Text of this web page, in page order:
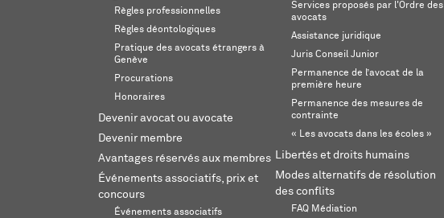
Règles professionnelles
Règles déontologiques
Pratique des avocats étrangers à
Genève
Procurations
Honoraires
Devenir avocat ou avocate
Devenir membre
Avantages réservés aux membres
Événements associatifs, prix et
concours
Événements associatifs
Services proposés par l'Ordre des
avocats
Assistance juridique
Juris Conseil Junior
Permanence de l’avocat de la
première heure
Permanence des mesures de
contrainte
« Les avocats dans les écoles »
Libertés et droits humains
Modes alternatifs de résolution
des conflits
FAQ Médiation